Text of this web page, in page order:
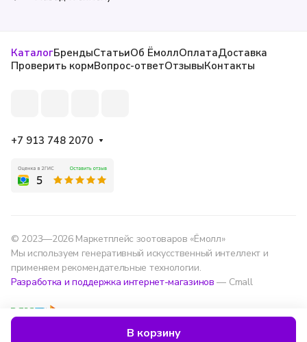
В корзину
КаталогБрендыСтатьиОб ЁмоллОплатаДоставка
Проверить кормВопрос-ответОтзывыКонтакты
+7 913 748 2070
© 2023—2026 Маркетплейс зоотоваров «Ёмолл»
Мы используем генеративный искусственный интеллект и
применяем рекомендательные технологии.
Разработка и поддержка интернет-магазинов — Cmall